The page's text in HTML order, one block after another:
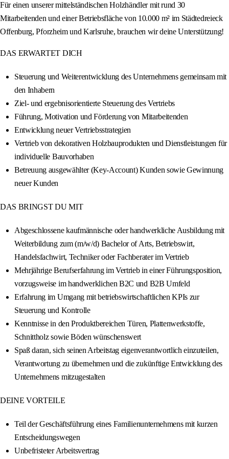
Für einen unserer mittelständischen Holzhändler mit rund 30
Mitarbeitenden und einer Betriebsfläche von 10.000 m² im Städtedreieck
Offenburg, Pforzheim und Karlsruhe, brauchen wir deine Unterstützung!
DAS ERWARTET DICH
Steuerung und Weiterentwicklung des Unternehmens gemeinsam mit
den Inhabern
Ziel- und ergebnisorientierte Steuerung des Vertriebs
Führung, Motivation und Förderung von Mitarbeitenden
Entwicklung neuer Vertriebsstrategien
Vertrieb von dekorativen Holzbauprodukten und Dienstleistungen für
individuelle Bauvorhaben
Betreuung ausgewählter (Key-Account) Kunden sowie Gewinnung
neuer Kunden
DAS BRINGST DU MIT
Abgeschlossene kaufmännische oder handwerkliche Ausbildung mit
Weiterbildung zum (m/w/d) Bachelor of Arts, Betriebswirt,
Handelsfachwirt, Techniker oder Fachberater im Vertrieb
Mehrjährige Berufserfahrung im Vertrieb in einer Führungsposition,
vorzugsweise im handwerklichen B2C und B2B Umfeld
Erfahrung im Umgang mit betriebswirtschaftlichen KPIs zur
Steuerung und Kontrolle
Kenntnisse in den Produktbereichen Türen, Plattenwerkstoffe,
Schnittholz sowie Böden wünschenswert
Spaß daran, sich seinen Arbeitstag eigenverantwortlich einzuteilen,
Verantwortung zu übernehmen und die zukünftige Entwicklung des
Unternehmens mitzugestalten
DEINE VORTEILE
Teil der Geschäftsführung eines Familienunternehmens mit kurzen
Entscheidungswegen
Unbefristeter Arbeitsvertrag